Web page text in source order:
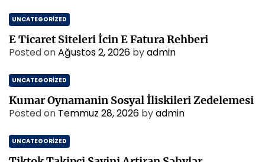
UNCATEGORIZED
E Ticaret Siteleri İcin E Fatura Rehberi
Posted onAğustos 2, 2026 byadmin
UNCATEGORIZED
Kumar Oynamanin Sosyal İliskileri Zedelemesi
Posted on Temmuz 28, 2026 byadmin
UNCATEGORIZED